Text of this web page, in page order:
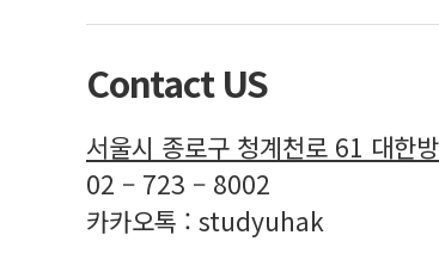
Contact US
서울시 종로구 청계천로 61 대한
02 – 723 – 8002
카카오톡 : studyuhak